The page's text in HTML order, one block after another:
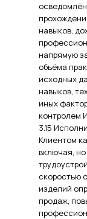
навыков,
напрямую
объёма
исходных
навыков,
иных
контролем
3.15
Клиентом
включая,
скоростью
изделий
продаж,